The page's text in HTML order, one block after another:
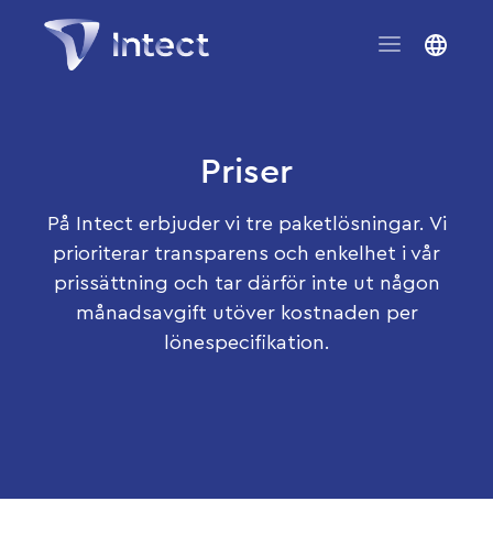
Priser
På Intect erbjuder vi tre paketlösningar. Vi
prioriterar transparens och enkelhet i vår
prissättning och tar därför inte ut någon
månadsavgift utöver kostnaden per
lönespecifikation.